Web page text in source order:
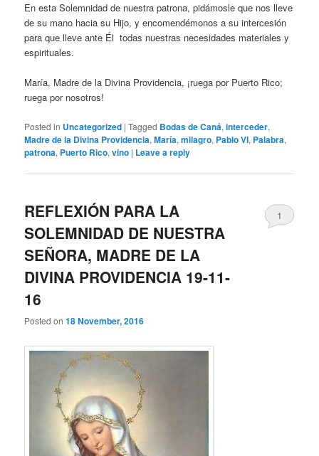
En esta Solemnidad de nuestra patrona, pidámosle que nos lleve
de su mano hacia su Hijo, y encomendémonos a su intercesión
para que lleve ante Él todas nuestras necesidades materiales y
espirituales.
María, Madre de la Divina Providencia, ¡ruega por Puerto Rico;
ruega por nosotros!
Posted in Uncategorized |Tagged Bodas de Caná,interceder,
Madre de la Divina Providencia,María,milagro, Pablo VI, Palabra,
patrona, Puerto Rico,vino | Leave a reply
REFLEXIÓN PARA LA
SOLEMNIDAD DE NUESTRA
SEÑORA, MADRE DE LA
DIVINA PROVIDENCIA 19-11-
16
Posted on18 November, 2016
1